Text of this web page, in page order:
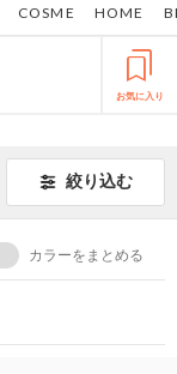
COSME HOME
お気に入り
絞り込む
カラーをまとめる